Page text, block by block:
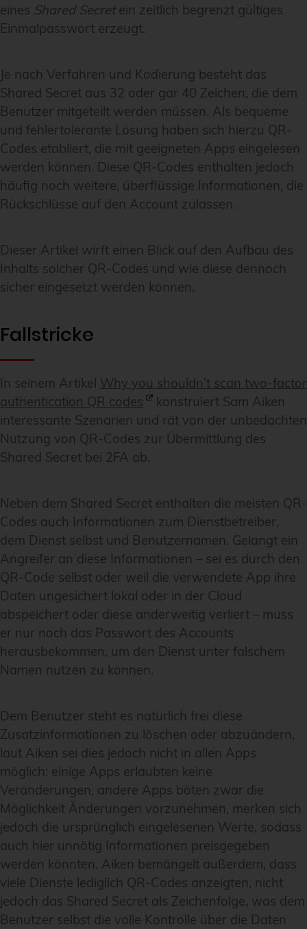
eines Shared Secretein zeitlich begrenzt gültiges
Einmalpasswort erzeugt.
Je nach Verfahren und Kodierung besteht das
Shared Secret aus 32 oder gar 40 Zeichen, die dem
Benutzer mitgeteilt werden müssen. Als bequeme
und fehlertolerante Lösung haben sich hierzu QR-
Codes etabliert, die mit geeigneten Apps eingelesen
werden können. Diese QR-Codes enthalten jedoch
häufig noch weitere, überflüssige Informationen, die
Rückschlüsse auf den Account zulassen.
Dieser Artikel wirft einen Blick auf den Aufbau des
Inhalts solcher QR-Codes und wie diese dennoch
sicher eingesetzt werden können.
Fallstricke
In seinem Artikel Why you shouldn’t scan two-factor
authentication QR codes
konstruiert Sam Aiken
interessante Szenarien und rät von der unbedachten
Nutzung von QR-Codes zur Übermittlung des
Shared Secret bei 2FA ab.
Neben dem Shared Secret enthalten die meisten QR-
Codes auch Informationen zum Dienstbetreiber,
dem Dienst selbst und Benutzernamen. Gelangt ein
Angreifer an diese Informationen – sei es durch den
QR-Code selbst oder weil die verwendete App ihre
Daten ungesichert lokal oder in der Cloud
abspeichert oder diese anderweitig verliert – muss
er nur noch das Passwort des Accounts
herausbekommen, um den Dienst unter falschem
Namen nutzen zu können.
Dem Benutzer steht es natürlich frei diese
Zusatzinformationen zu löschen oder abzuändern,
laut Aiken sei dies jedoch nicht in allen Apps
möglich: einige Apps erlaubten keine
Veränderungen, andere Apps böten zwar die
Möglichkeit Änderungen vorzunehmen, merken sich
jedoch die ursprünglich eingelesenen Werte, sodass
auch hier unnötig Informationen preisgegeben
werden könnten. Aiken bemängelt außerdem, dass
viele Dienste lediglich QR-Codes anzeigten, nicht
jedoch das Shared Secret als Zeichenfolge, was dem
Benutzer selbst die volle Kontrolle über die Daten